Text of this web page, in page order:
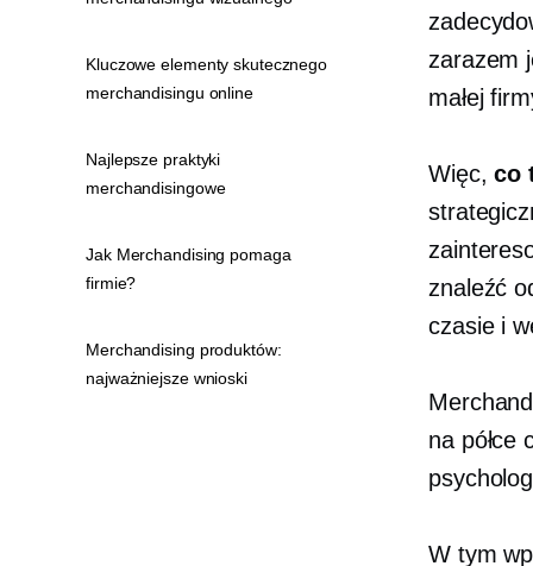
zarazem
małej
Więc,co
znaleźć
czasie i
na półce
W tym
Kluczowe elementy skutecznego
merchandisingu online
Najlepsze praktyki
merchandisingowe
Jak Merchandising pomaga
firmie?
Merchandising produktów:
najważniejsze wnioski